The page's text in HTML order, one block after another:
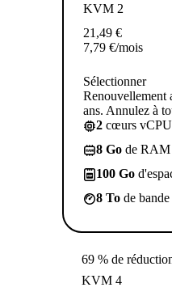
KVM 2
21,49 €
7,79 €/mois
Sélectionner
Renouvellement
ans. Annulez à
2 cœurs vCPU
8 Go de RAM
100 Go
8 To de bande
69 % de
KVM 4